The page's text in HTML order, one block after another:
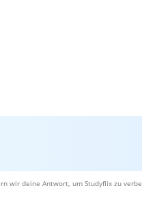
wir deine Antwort, um Studyflix zu